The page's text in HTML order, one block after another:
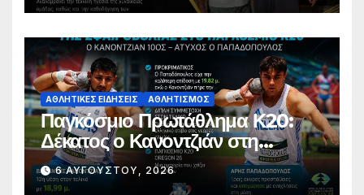
ΑΘΛΗΤΙΚΈΣ ΕΙΔΉΣΕΙΣ ΑΘΛΗΤΙΣΜΌΣ
Παγκόσμιο Πρωτάθλημα Κ20:
Δέκατος ο Κανοντζιάν στη
σφαιροβολία – Άτυχος ο
Παπαδόπουλος στον τελικό
6 ΑΥΓΟΎΣΤΟΥ, 2026